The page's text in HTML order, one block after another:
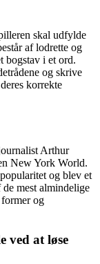
skal udfylde
af lodrette og
bogstav i et ord.
og skrive
korrekte
Arthur
New York World.
og blev et
mest almindelige
og
ved at løse